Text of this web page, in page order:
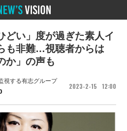
視する有志グループ
2023 2 15 12 00
どい」度が過ぎた素人イ
も非難…視聴者からは
か」の声も